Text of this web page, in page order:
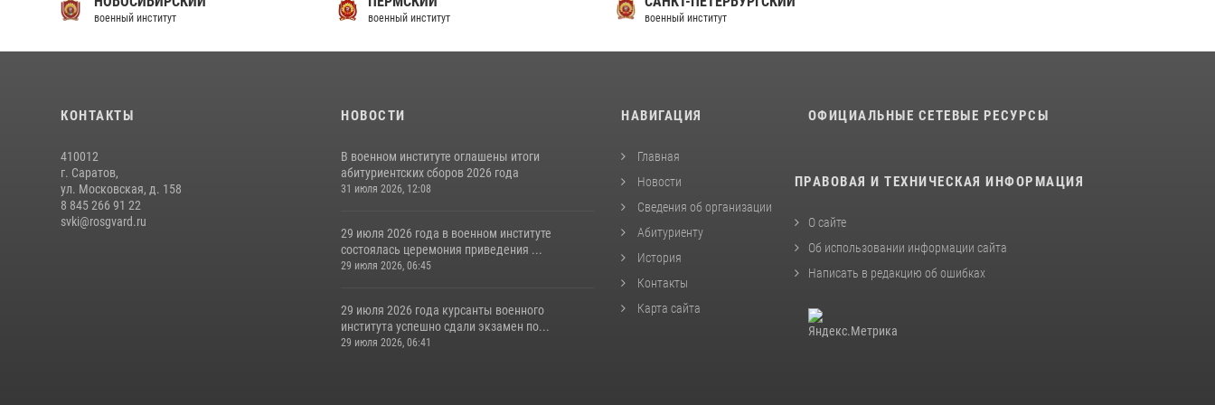
военный институт военный институт военный институт
КОНТАКТЫ
410012
г. Саратов,
ул. Московская, д. 158
8 845 266 91 22
svki@rosgvard.ru
НОВОСТИ
В военном институте оглашены итоги
абитуриентских сборов 2026 года
31 июля 2026, 12:08
29 июля 2026 года в военном институте
состоялась церемония приведения ...
29 июля 2026, 06:45
29 июля 2026 года курсанты военного
института успешно сдали экзамен по...
29 июля 2026, 06:41
НАВИГАЦИЯ
Главная
Новости
Сведения об организации
Абитуриенту
История
Контакты
Карта сайта
ОФИЦИАЛЬНЫЕ СЕТЕВЫЕ РЕСУРСЫ
ПРАВОВАЯ И ТЕХНИЧЕСКАЯ ИНФОРМАЦИЯ
О сайте
Об использовании информации сайта
Написать в редакцию об ошибках